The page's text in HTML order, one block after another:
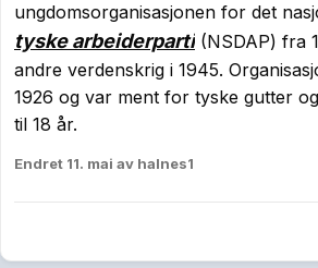
ungdomsorganisasjonen for det
tyske arbeiderparti (NSDAP) fra
andre verdenskrig i 1945.
1926 og var ment for tyske gutter
til 18 år.
Endret 11. mai av halnes1